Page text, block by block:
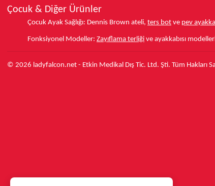
Çocuk & Diğer Ürünler
Çocuk Ayak Sağlığı: Dennis Brown ateli, ters bot ve pev
Fonksiyonel Modeller: Zayıflama terliği ve ayakkabısı
© 2026 ladyfalcon.net - Etkin Medikal Dış Tic. Ltd. Şti. Tüm Hakları